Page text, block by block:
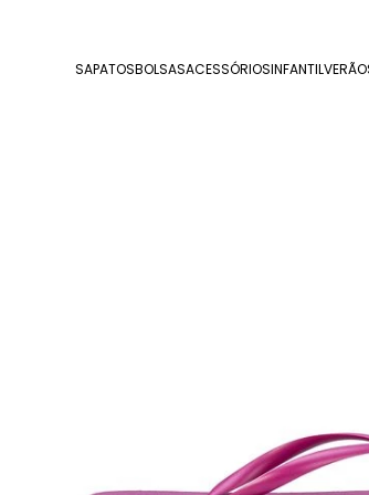
SAPATOSBOLSASACESSÓRIOSINFANTILVERÃO